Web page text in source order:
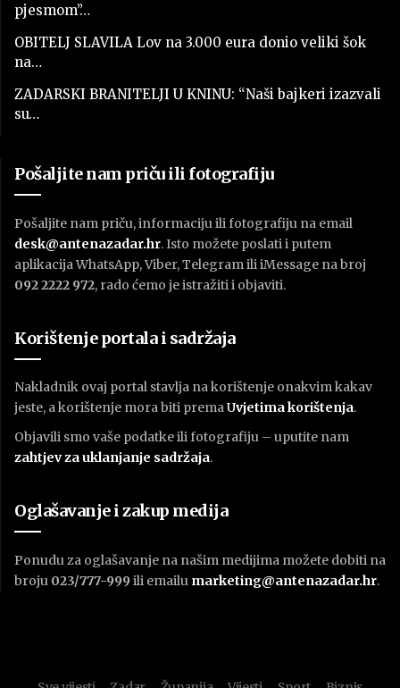
pjesmom”…
OBITELJ SLAVILA Lov na 3.000 eura donio veliki šok
na…
ZADARSKI BRANITELJI U KNINU: “Naši bajkeri izazvali
su…
Pošaljite nam priču ili fotografiju
Pošaljite nam priču, informaciju ili fotografiju na email
desk@antenazadar.hr. Isto možete poslati i putem
aplikacija WhatsApp, Viber, Telegram ili iMessage na broj
092 2222 972, rado ćemo je istražiti i objaviti.
Korištenje portala i sadržaja
Nakladnik ovaj portal stavlja na korištenje onakvim kakav
jeste, a korištenje mora biti premaUvjetima korištenja.
Objavili smo vaše podatke ili fotografiju – uputite nam
zahtjev za uklanjanje sadržaja.
Oglašavanje i zakup medija
Ponudu za oglašavanje na našim medijima možete dobiti na
broju 023/777-999 ili emailu marketing@antenazadar.hr.